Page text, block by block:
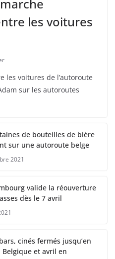
les voitures
les voitures de l’autoroute
sur les autoroutes
de bouteilles de bière
sur une autoroute belge
2021
valide la réouverture
dès le 7 avril
cinés fermés jusqu’en
Belgique et avril en